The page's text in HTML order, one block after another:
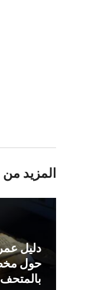
المزيد
حول